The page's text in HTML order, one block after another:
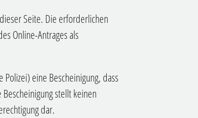
Seite. Die erforderlichen
Online-Antrages als
eine Bescheinigung, dass
stellt keinen
dar.